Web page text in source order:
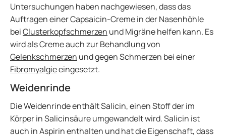
Untersuchungen haben nachgewiesen, dass das
Auftragen einer Capsaicin-Creme in der Nasenhöhle
beiClusterkopfschmerzen und Migräne helfen kann. Es
wird als Creme auch zur Behandlung von
Gelenkschmerzen und gegen Schmerzen bei einer
Fibromyalgieeingesetzt.
Weidenrinde
Die Weidenrinde enthält Salicin, einen Stoff der im
Körper in Salicinsäure umgewandelt wird. Salicin ist
auch in Aspirin enthalten und hat die Eigenschaft, dass